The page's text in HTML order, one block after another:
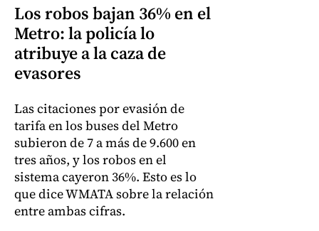
Los robos bajan 36% en el
Metro: la policía lo
atribuye a la caza de
evasores
Las citaciones por evasión de
tarifa en los buses del Metro
subieron de 7 a más de 9.600 en
tres años, y los robos en el
sistema cayeron 36%. Esto es lo
que dice WMATA sobre la relación
entre ambas cifras.